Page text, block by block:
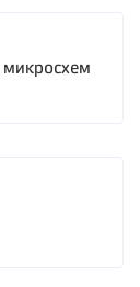
микросхем